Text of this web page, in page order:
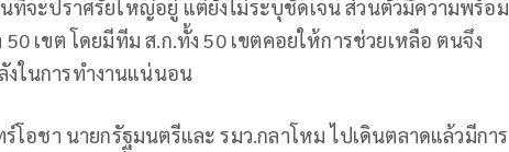
ที่จะปราศรัยใหญ่อยู่ แต่ยังไม่ระบุชัดเจน ส่วนตัวมีความพร้อม
เขต โดยมีทีม ส.ก.ทั้ง 50 เขตคอยให้การช่วยเหลือ ตนจึง
ในการทำงานแน่นอน
โอชา นายกรัฐมนตรีและ รมว.กลาโหม ไปเดินตลาดแล้วมีการ